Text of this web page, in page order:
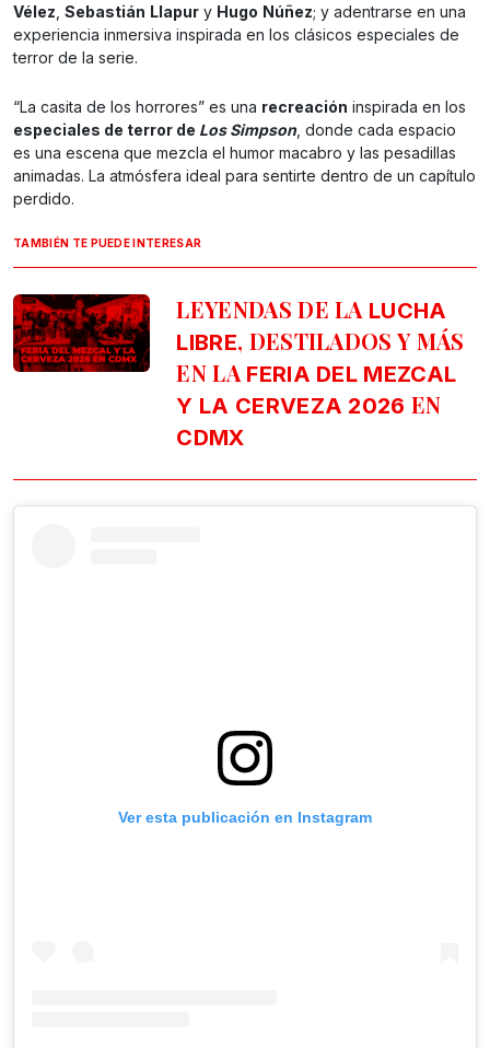
Vélez, Sebastián Llapur y Hugo Núñez; y adentrarse en una
experiencia inmersiva inspirada en los clásicos especiales de
terror de la serie.
“La casita de los horrores” es una recreación inspirada en los
especiales de terror de Los Simpson, donde cada espacio
es una escena que mezcla el humor macabro y las pesadillas
animadas. La atmósfera ideal para sentirte dentro de un capítulo
perdido.
TAMBIÉN TE PUEDE INTERESAR
LEYENDAS DE LA LUCHA
LIBRE, DESTILADOS Y MÁS
EN LA FERIA DEL MEZCAL
Y LA CERVEZA 2026 EN
CDMX
Ver esta publicación en Instagram